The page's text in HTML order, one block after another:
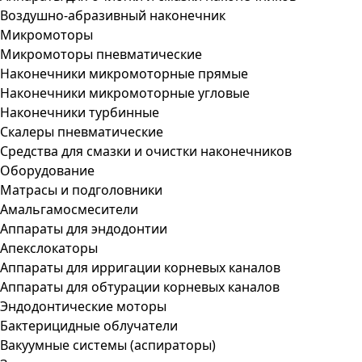
Воздушно-абразивный наконечник
Микромоторы
Микромоторы пневматические
Наконечники микромоторные прямые
Наконечники микромоторные угловые
Наконечники турбинные
Скалеры пневматические
Средства для смазки и очистки наконечников
Оборудование
Матрасы и подголовники
Амальгамосмесители
Аппараты для эндодонтии
Апекслокаторы
Аппараты для ирригации корневых каналов
Аппараты для обтурации корневых каналов
Эндодонтические моторы
Бактерицидные облучатели
Вакуумные системы (аспираторы)